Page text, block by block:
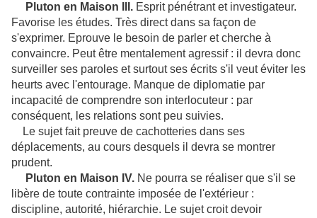
Pluton en Maison III. Esprit pénétrant et investigateur.
Favorise les études. Très direct dans sa façon de
s'exprimer. Eprouve le besoin de parler et cherche à
convaincre. Peut être mentalement agressif : il devra donc
surveiller ses paroles et surtout ses écrits s'il veut éviter les
heurts avec l'entourage. Manque de diplomatie par
incapacité de comprendre son interlocuteur : par
conséquent, les relations sont peu suivies.
Le sujet fait preuve de cachotteries dans ses
déplacements, au cours desquels il devra se montrer
prudent.
Pluton en Maison IV. Ne pourra se réaliser que s'il se
libère de toute contrainte imposée de l'extérieur :
discipline, autorité, hiérarchie. Le sujet croit devoir